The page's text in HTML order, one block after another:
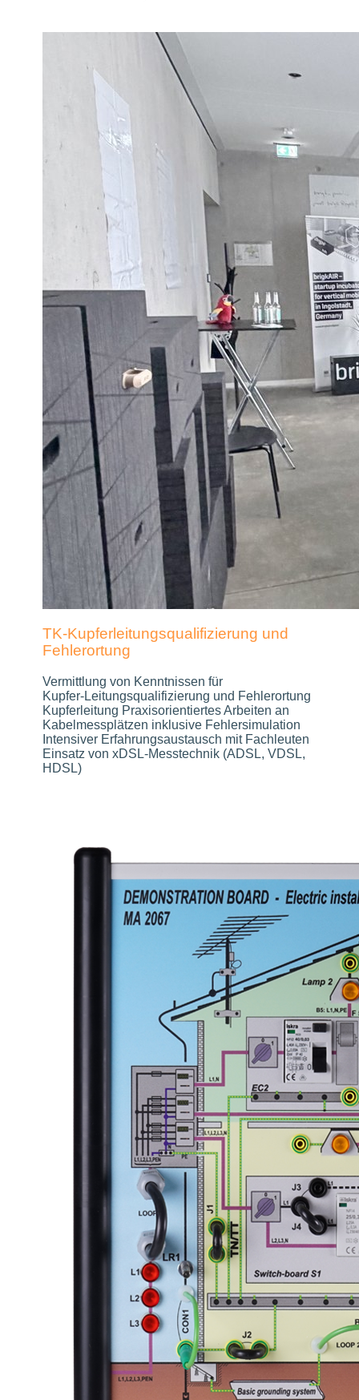
TK-Kupferleitungsqualifizierung und
Fehlerortung
Vermittlung von Kenntnissen für
Kupfer‑Leitungsqualifizierung und Fehlerortung
Kupferleitung Praxisorientiertes Arbeiten an
Kabelmessplätzen inklusive Fehlersimulation
Intensiver Erfahrungsaustausch mit Fachleuten
Einsatz von xDSL-Messtechnik (ADSL, VDSL,
HDSL)